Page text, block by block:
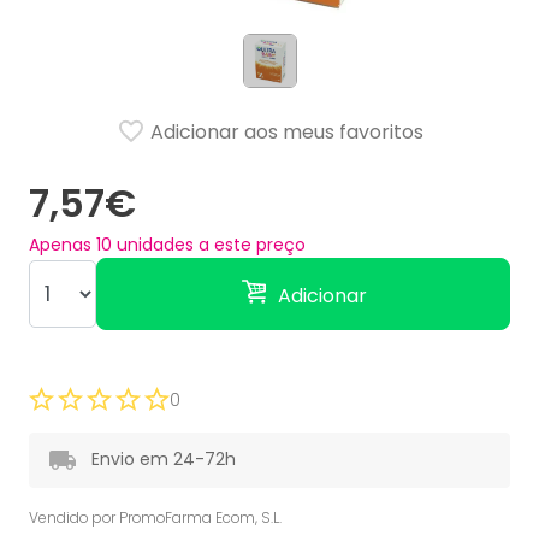
7,57€
Apenas 10 unidades a este preço
Adicionar
Adicionar aos meus favoritos
0
Envio em 24-72h
Vendido por PromoFarma Ecom, S.L.